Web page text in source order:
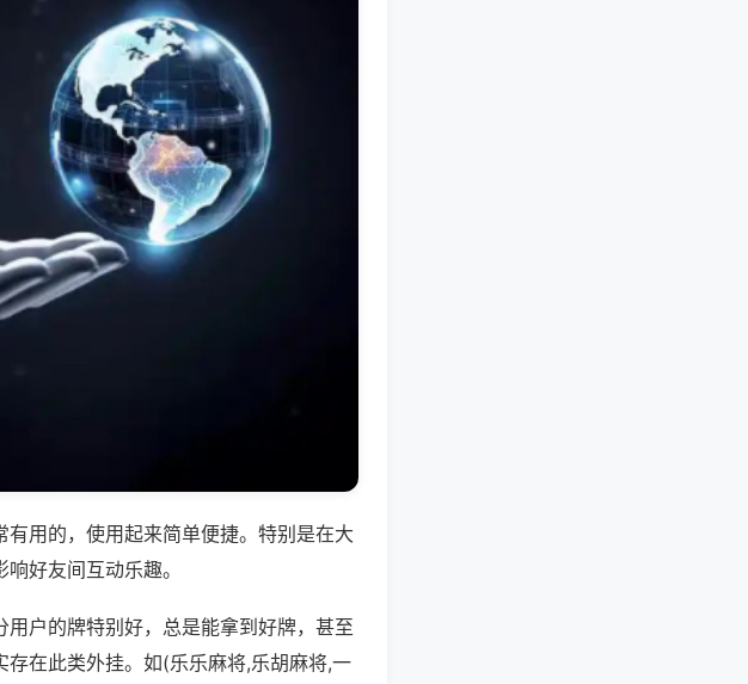
用的，使用起来简单便捷。特别是在大
好友间互动乐趣。
户的牌特别好，总是能拿到好牌，甚至
在此类外挂。如(乐乐麻将,乐胡麻将,一